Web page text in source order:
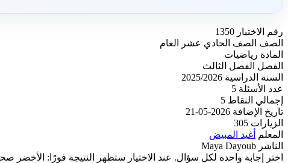
رقم الاختبار 1350
الصف الصف الحادي عشر العام
المادة رياضيات
الفصل الفصل الثالث
السنة الدراسية 2025/2026
عدد الأسئلة 5
إجمالي النقاط 5
تاريخ الإضافة 2026-05-21
الزيارات 305
المعلم أغيد المبيض
الناشر Maya Dayoub
اختر إجابة واحدة لكل سؤال. عند الاختيار ستظهر النتيجة فورًا: الأخضر